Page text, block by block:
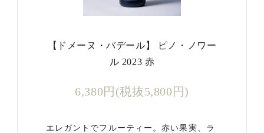
【ドメーヌ・バデール】 ピノ・ノワー
ル 2023 赤
6,380円(税抜5,800円)
エレガントでフルーティー。赤い果実、ラ